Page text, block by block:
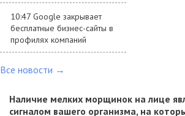
10:47 Google закрывает
бесплатные бизнес-сайты в
профилях компаний
Все новости →
Наличие мелких морщинок на лице
сигналом вашего организма, на